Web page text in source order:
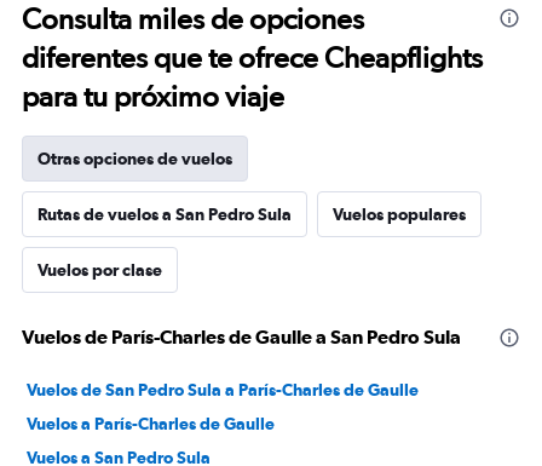
Consulta miles de opciones
diferentes que te ofrece Cheapflights
para tu próximo viaje
Otras opciones de vuelos
Rutas de vuelos a San Pedro Sula Vuelos populares
Vuelos por clase
Vuelos de París-Charles de Gaulle a San Pedro Sula
Vuelos de San Pedro Sula a París-Charles de Gaulle
Vuelos a París-Charles de Gaulle
Vuelos a San Pedro Sula